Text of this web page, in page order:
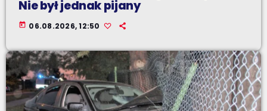
Nie był jednak pijany
today 06.08.2026, 12:50